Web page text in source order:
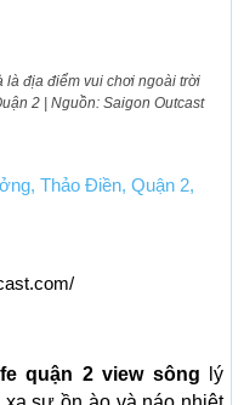
là địa điểm vui chơi ngoài trời
2 | Nguồn: Saigon Outcast
Thảo Điền, Quận 2,
quận 2 view sông lý